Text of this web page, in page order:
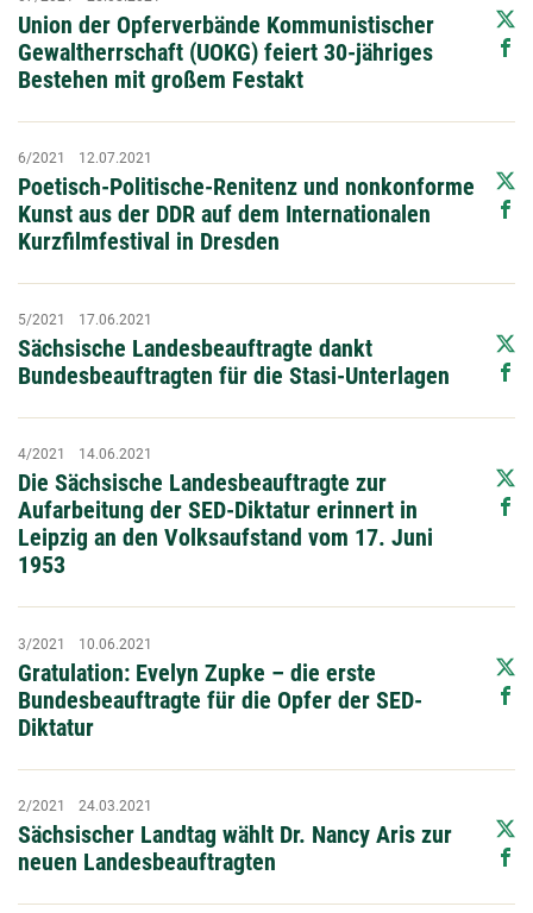
Union der Opferverbände Kommunistischer
Gewaltherrschaft (UOKG) feiert 30-jähriges
Bestehen mit großem Festakt
Poetisch-Politische-Renitenz und nonkonforme
Kunst aus der DDR auf dem Internationalen
Kurzfilmfestival in Dresden
6/2021 12.07.2021
Sächsische Landesbeauftragte dankt
Bundesbeauftragten für die Stasi-Unterlagen
5/2021 17.06.2021
Die Sächsische Landesbeauftragte zur
Aufarbeitung der SED-Diktatur erinnert in
Leipzig an den Volksaufstand vom 17. Juni
1953
4/2021 14.06.2021
Gratulation: Evelyn Zupke – die erste
Bundesbeauftragte für die Opfer der SED-
Diktatur
3/2021 10.06.2021
Sächsischer Landtag wählt Dr. Nancy Aris zur
neuen Landesbeauftragten
2/2021 24.03.2021